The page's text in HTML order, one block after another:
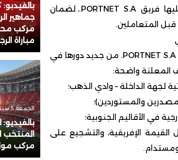
● ورشات عمل تطبيقية يشرف عليها فريق PORTNET S.A.، لضمان
المتعاملين.
من خلال هذه المحطة الرابعة، تؤكد PORTNET S.A. من جديد دورها في
المعلنة واضحة:
لجهة الداخلة – وادي الذهب؛
والمستوردين)؛
في الأقاليم الجنوبية؛
الإفريقية، والتشجيع على
ومستدام.
جماهير
مركب
مباراة
الجمعة 5 سبتمبر 2025 - 18:18
المنتخب
مركب